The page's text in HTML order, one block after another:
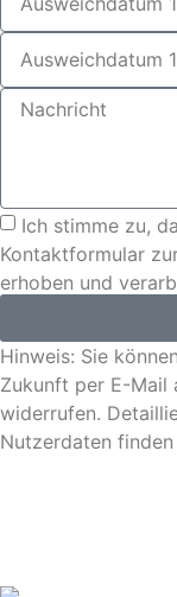
Ich stimme zu,
Kontaktformular
erhoben und
Hinweis: Sie
Zukunft per E-Mail
widerrufen.
Nutzerdaten